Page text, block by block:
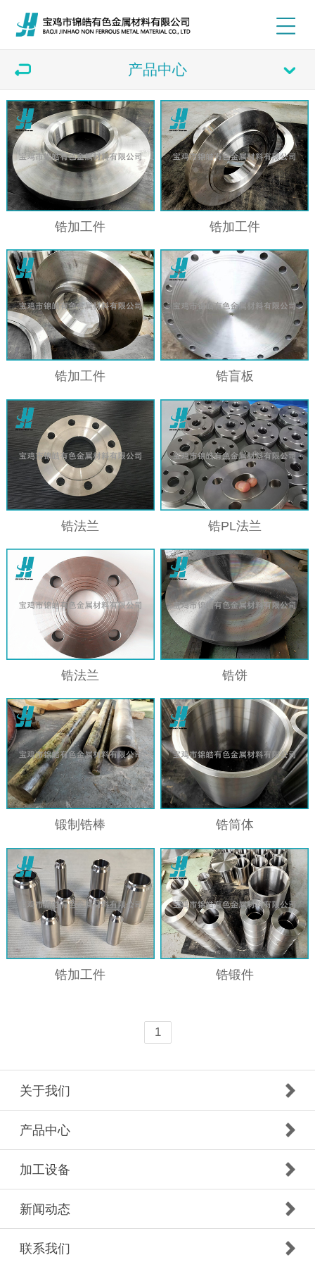
产品中心
锆加工件 锆加工件
锆加工件 锆盲板
锆法兰 锆PL法兰
锆法兰 锆饼
锻制锆棒 锆筒体
锆加工件 锆锻件
1
关于我们
产品中心
加工设备
新闻动态
联系我们